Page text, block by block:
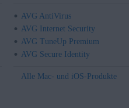
AVG AntiVirus
AVG Internet Security
AVG TuneUp Premium
AVG Secure Identity
Alle Mac- und iOS-Produkte